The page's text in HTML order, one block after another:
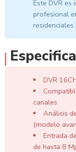
Este DVR es
profesional
residenciales.
DVR
canales
Análisis
(modelo
Entrada
de hasta 8